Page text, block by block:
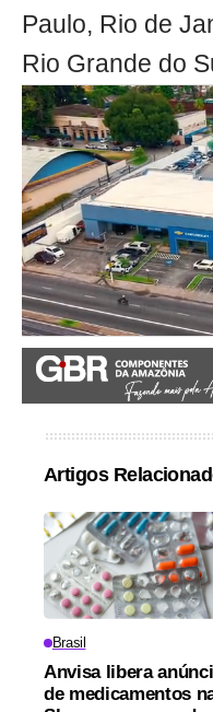
Paulo, Rio de
Rio Grande do
Artigos
Brasil
Anvisa libera
de medicamentos